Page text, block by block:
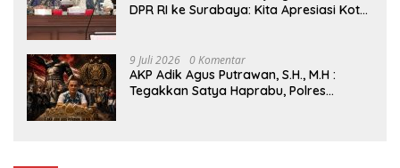
DPR RI ke Surabaya: Kita Apresiasi Kota
9 Juli 2026 0 Komentar
AKP Adik Agus Putrawan, S.H., M.H :
Tegakkan Satya Haprabu, Polres